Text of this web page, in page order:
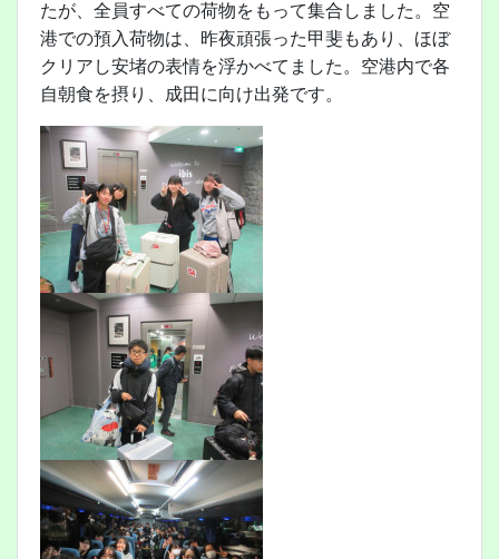
たが、全員すべての荷物をもって集合しました。空
港での預入荷物は、昨夜頑張った甲斐もあり、ほぼ
クリアし安堵の表情を浮かべてました。空港内で各
自朝食を摂り、成田に向け出発です。